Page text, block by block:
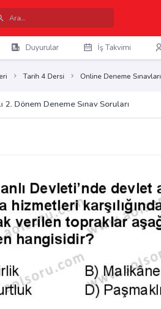
Duyurular İş Takvimi
Tarih 4 Dersi Online Deneme Sınavları
Dönem Deneme Sınav Soruları